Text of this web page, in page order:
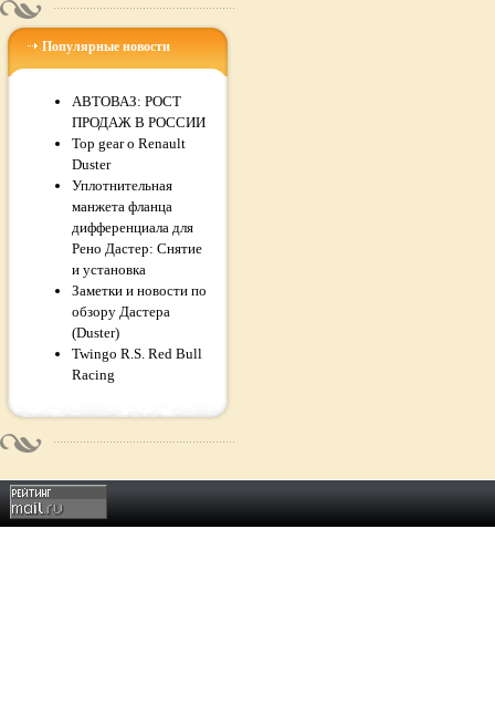
Популярные новости
АВТОВАЗ: РОСТ
ПРОДАЖ В РОССИИ
Top gear о Renault
Duster
Уплотнительная
манжета фланца
дифференциала для
Рено Дастер: Снятие
и установка
Заметки и новости по
обзору Дастера
(Duster)
Twingo R.S. Red Bull
Racing